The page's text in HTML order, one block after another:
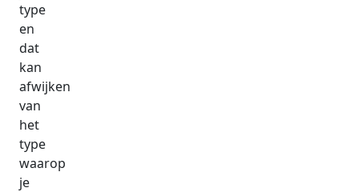
type
en
dat
kan
afwijken
van
het
type
waarop
je